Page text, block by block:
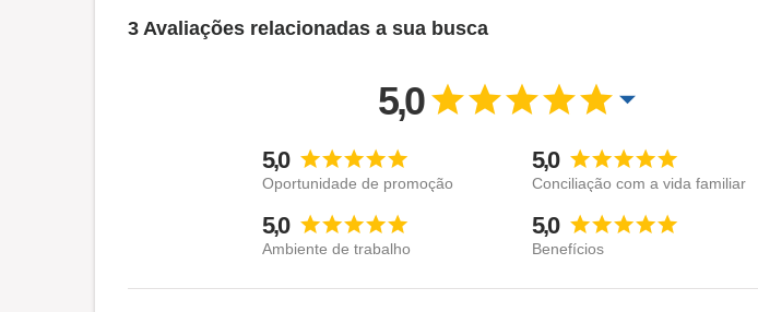
3 Avaliações relacionadas a sua busca
5,0
5,0
Oportunidade de promoção
5,0
Conciliação com a vida familiar
5,0
Ambiente de trabalho
5,0
Benefícios